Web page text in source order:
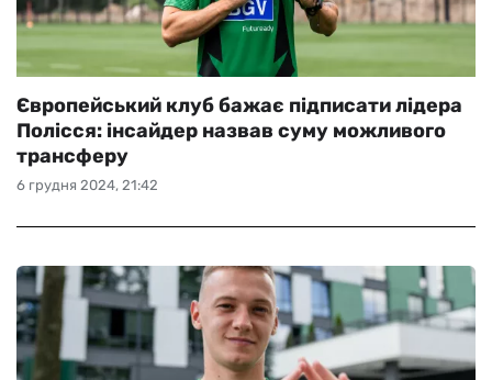
6 грудня 2024, 21:42
Європейський клуб бажає підписати лідера
Полісся: інсайдер назвав суму можливого
трансферу